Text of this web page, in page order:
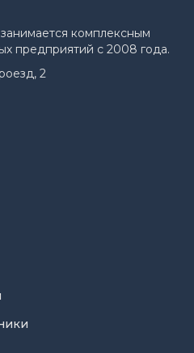
занимается комплексным
предприятий с 2008 года.
2